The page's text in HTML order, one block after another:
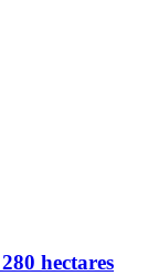
hectares